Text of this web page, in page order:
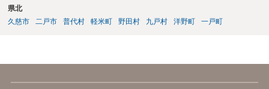
県北
久慈市
二戸市 普代村 軽米町 野田村 九戸村 洋野町 一戸町